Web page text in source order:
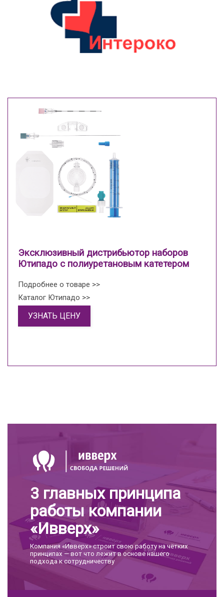
Эксклюзивный дистрибьютор наборов
Ютипадо с полиуретановым катетером
Подробнее о товаре >>
Каталог Ютипадо >>
УЗНАТЬ ЦЕНУ
3 главных принципа
работы компании
«Ивверх»
Компания «Ивверх» строит свою работу на чётких
принципах — вот что лежит в основе нашего
подхода к сотрудничеству